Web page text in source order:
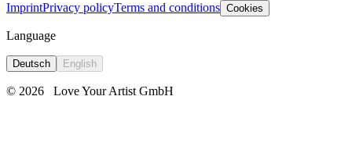
ImprintPrivacy policyTerms and conditions Cookies
Language
Deutsch English
© 2026 Love Your Artist GmbH